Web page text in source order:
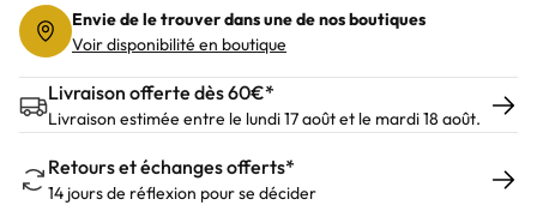
Envie de le trouver dans une de nos boutiques
Voir disponibilité en boutique
Livraison offerte dès 60€*
Livraison estimée entre le lundi 17 août et le mardi 18 août.
Retours et échanges offerts*
14 jours de réflexion pour se décider